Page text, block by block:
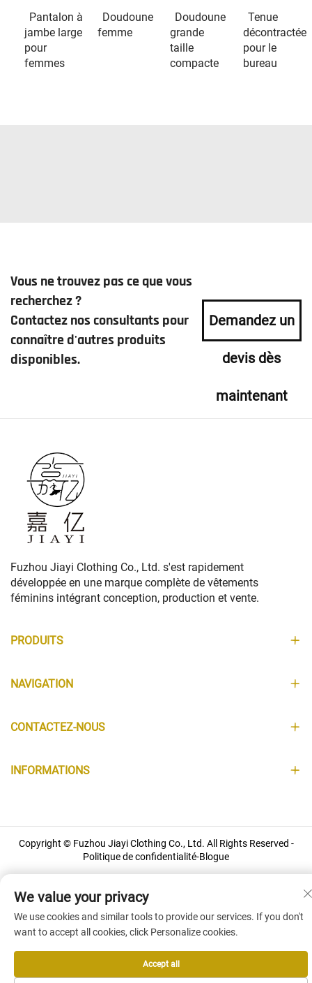
Pantalon à
jambe large
pour
femmes
Doudoune
femme
Doudoune
grande
taille
compacte
Tenue
décontractée
pour le
bureau
Vous ne trouvez pas ce que vous
recherchez ?
Contactez nos consultants pour
connaître d'autres produits
disponibles.
Demandez un
devis dès
maintenant
Fuzhou Jiayi Clothing Co., Ltd. s'est rapidement
développée en une marque complète de vêtements
féminins intégrant conception, production et vente.
PRODUITS
NAVIGATION
CONTACTEZ-NOUS
INFORMATIONS
Copyright © Fuzhou Jiayi Clothing Co., Ltd. All Rights Reserved -
Politique de confidentialité-Blogue
We value your privacy
We use cookies and similar tools to provide our services. If you don't
want to accept all cookies, click Personalize cookies.
Accept all